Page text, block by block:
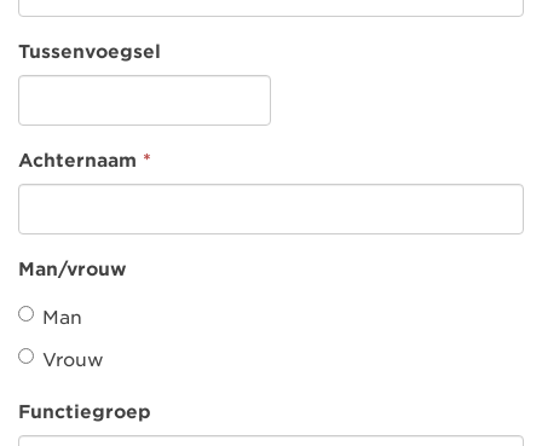
Tussenvoegsel
Achternaam *
Man/vrouw
Man
Vrouw
Functiegroep